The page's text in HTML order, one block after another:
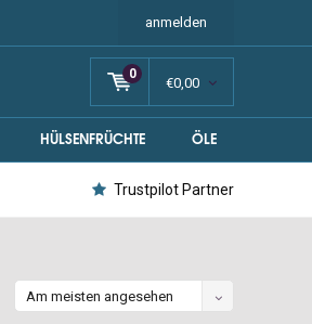
anmelden
0
€0,00
HÜLSENFRÜCHTE ÖLE
Trustpilot Partner
Am meisten angesehen